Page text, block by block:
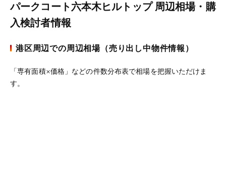
パークコート六本木ヒルトップ 周辺相場・購
入検討者情報
港区周辺での周辺相場（売り出し中物件情報）
「専有面積×価格」などの件数分布表で相場を把握いただけま
す。